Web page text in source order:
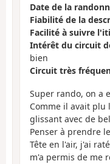
Date de la
Fiabilité de la
Facilité à suivre
Intérêt du circuit
bien
Circuit très
Super rando, on a
Comme il avait
glissant avec de
Penser à prendre
Tête en l'air, j'ai
m'a permis de me